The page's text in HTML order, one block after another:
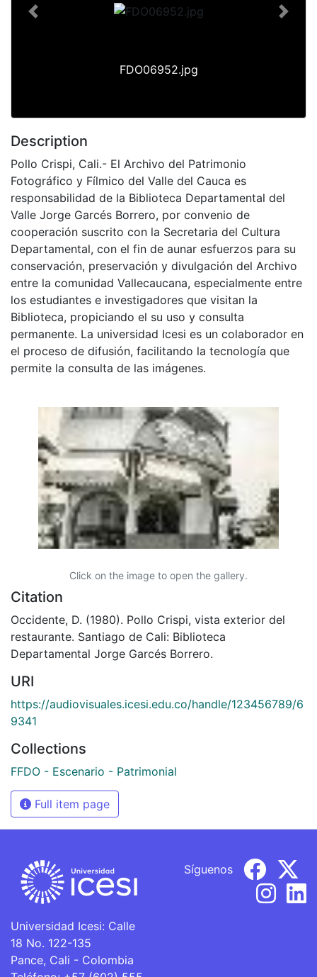
FDO06952.jpg
Previous Next
Description
Pollo Crispi, Cali.- El Archivo del Patrimonio
Fotográfico y Fílmico del Valle del Cauca es
responsabilidad de la Biblioteca Departamental del
Valle Jorge Garcés Borrero, por convenio de
cooperación suscrito con la Secretaria del Cultura
Departamental, con el fin de aunar esfuerzos para su
conservación, preservación y divulgación del Archivo
entre la comunidad Vallecaucana, especialmente entre
los estudiantes e investigadores que visitan la
Biblioteca, propiciando el su uso y consulta
permanente. La universidad Icesi es un colaborador en
el proceso de difusión, facilitando la tecnología que
permite la consulta de las imágenes.
Click on the image to open the gallery.
Citation
Occidente, D. (1980). Pollo Crispi, vista exterior del
restaurante. Santiago de Cali: Biblioteca
Departamental Jorge Garcés Borrero.
URI
https://audiovisuales.icesi.edu.co/handle/123456789/6
9341
Collections
FFDO - Escenario - Patrimonial
Full item page
Universidad Icesi: Calle
18 No. 122-135
Pance, Cali - Colombia
Síguenos